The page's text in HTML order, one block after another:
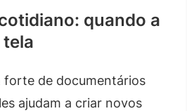
quando a
forte de documentários
ajudam a criar novos